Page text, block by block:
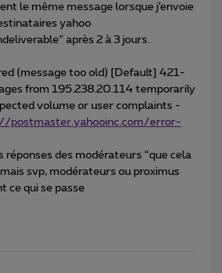
le même message lorsque j’envoie
yahoo
après 2 à 3 jours.
(message too old) [Default] 421-
from 195.238.20.114 temporarily
volume or user complaints -
postmaster.yahooinc.com/error-
réponses des modérateurs “que cela
svp, modérateurs ou proximus
ce qui se passe